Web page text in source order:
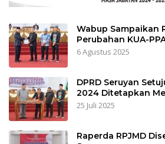
Wabup Sampaikan
Perubahan KUA-
6 Agustus 2025
DPRD Seruyan
2024 Ditetapkan
25 Juli 2025
Raperda RPJMD